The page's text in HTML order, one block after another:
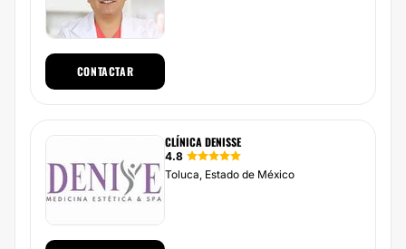
CONTACTAR
CLÍNICA DENISSE
4.8
Toluca, Estado de México